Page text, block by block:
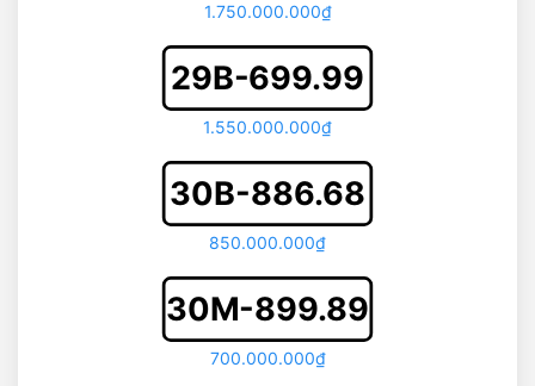
1.750.000.000₫
29B-699.99
1.550.000.000₫
30B-886.68
850.000.000₫
30M-899.89
700.000.000₫